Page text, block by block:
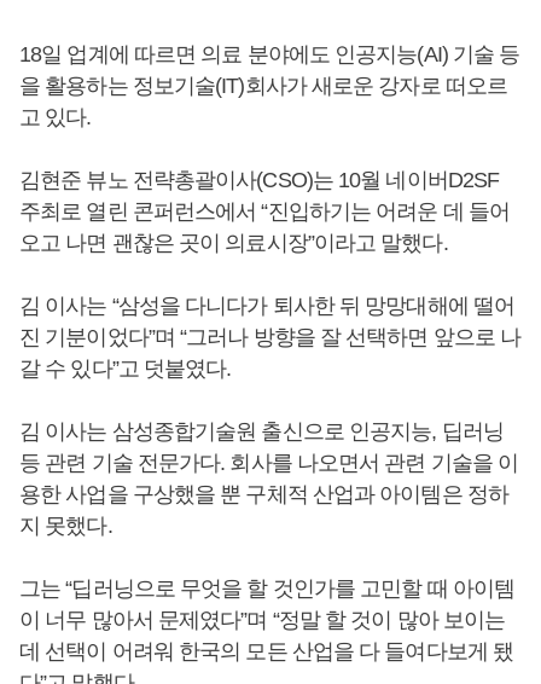
18일 업계에 따르면 의료 분야에도 인공지능(AI) 기술 등
을 활용하는 정보기술(IT)회사가 새로운 강자로 떠오르
고 있다.
김현준 뷰노 전략총괄이사(CSO)는 10월 네이버D2SF
주최로 열린 콘퍼런스에서 “진입하기는 어려운 데 들어
오고 나면 괜찮은 곳이 의료시장”이라고 말했다.
김 이사는 “삼성을 다니다가 퇴사한 뒤 망망대해에 떨어
진 기분이었다”며 “그러나 방향을 잘 선택하면 앞으로 나
갈 수 있다”고 덧붙였다.
김 이사는 삼성종합기술원 출신으로 인공지능, 딥러닝
등 관련 기술 전문가다. 회사를 나오면서 관련 기술을 이
용한 사업을 구상했을 뿐 구체적 산업과 아이템은 정하
지 못했다.
그는 “딥러닝으로 무엇을 할 것인가를 고민할 때 아이템
이 너무 많아서 문제였다”며 “정말 할 것이 많아 보이는
데 선택이 어려워 한국의 모든 산업을 다 들여다보게 됐